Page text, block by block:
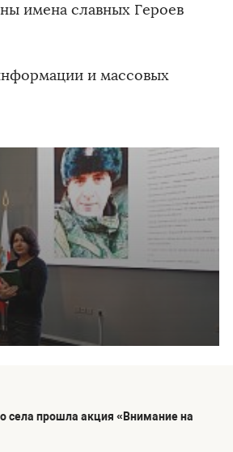
имена славных Героев
и массовых
села прошла акция «Внимание на